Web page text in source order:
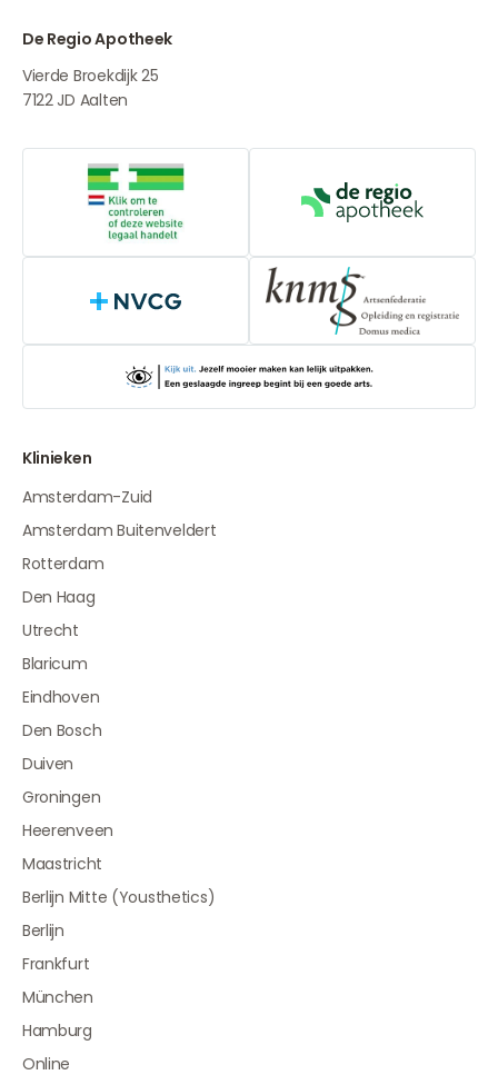
De Regio Apotheek
Vierde Broekdijk 25
7122 JD Aalten
Online aanbieders medicijnenDe Regio
NVCG
Klinieken
Amsterdam-Zuid
Amsterdam Buitenveldert
Rotterdam
Den Haag
Utrecht
Blaricum
Eindhoven
Den Bosch
Duiven
Groningen
Heerenveen
Maastricht
Berlijn Mitte (Yousthetics)
Berlijn
Frankfurt
München
Hamburg
Online